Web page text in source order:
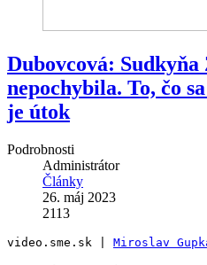
Dubovcová: Sudkyňa
nepochybila. To, čo
je útok
Podrobnosti
Administrátor
Články
26. máj 2023
2113
video.sme.sk | Miroslav